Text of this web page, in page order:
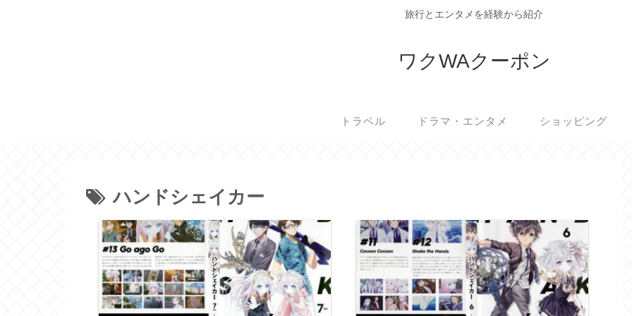
旅行とエンタメを経験から紹介
ワクWAクーポン
トラベル ドラマ・エンタメ ショッピング
ハンドシェイカー